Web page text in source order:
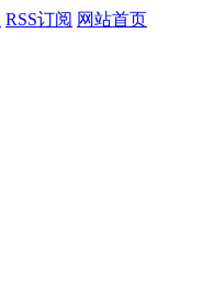
RSS订阅 网站首页